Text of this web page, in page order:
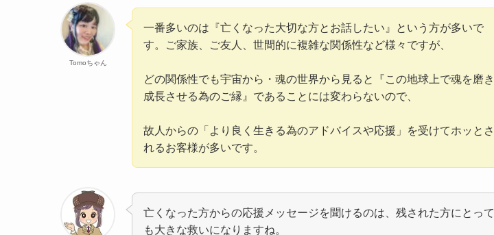
Tomoちゃん
一番多いのは『亡くなった大切な方とお話したい』という方が多いで
す。ご家族、ご友人、世間的に複雑な関係性など様々ですが、
どの関係性でも宇宙から・魂の世界から見ると『この地球上で魂を磨き
成長させる為のご縁』であることには変わらないので、
故人からの「より良く生きる為のアドバイスや応援」を受けてホッとさ
れるお客様が多いです。
亡くなった方からの応援メッセージを聞けるのは、残された方にとって
も大きな救いになりますね。